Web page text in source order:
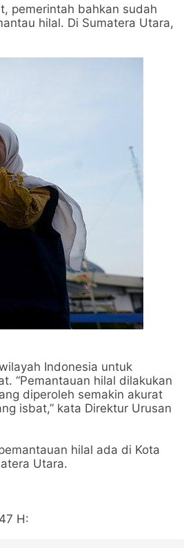
pemerintah bahkan sudah
hilal. Di Sumatera Utara,
Indonesia untuk
“Pemantauan hilal dilakukan
diperoleh semakin akurat
isbat,” kata Direktur Urusan
hilal ada di Kota
Utara.
H: